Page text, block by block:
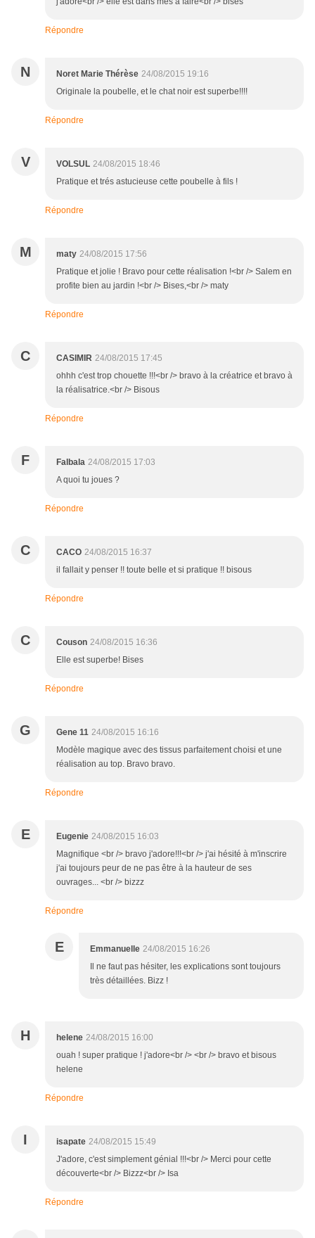
Répondre
N Noret Marie Thérèse 24/08/2015 19:16
Originale la poubelle, et le chat noir est superbe!!!!
Répondre
V VOLSUL 24/08/2015 18:46
Pratique et trés astucieuse cette poubelle à fils !
Répondre
M maty 24/08/2015 17:56
Pratique et jolie ! Bravo pour cette réalisation !<br /> Salem en
profite bien au jardin !<br /> Bises,<br /> maty
Répondre
C CASIMIR 24/08/2015 17:45
ohhh c'est trop chouette !!!<br /> bravo à la créatrice et bravo à
la réalisatrice.<br /> Bisous
Répondre
F Falbala 24/08/2015 17:03
A quoi tu joues ?
Répondre
C CACO 24/08/2015 16:37
il fallait y penser !! toute belle et si pratique !! bisous
Répondre
C Couson 24/08/2015 16:36
Elle est superbe! Bises
Répondre
G Gene 11 24/08/2015 16:16
Modèle magique avec des tissus parfaitement choisi et une
réalisation au top. Bravo bravo.
Répondre
E Eugenie 24/08/2015 16:03
Magnifique <br /> bravo j'adore!!!<br /> j'ai hésité à m'inscrire
j'ai toujours peur de ne pas être à la hauteur de ses
ouvrages... <br /> bizzz
Répondre
E Emmanuelle 24/08/2015 16:26
Il ne faut pas hésiter, les explications sont toujours
très détaillées. Bizz !
H helene 24/08/2015 16:00
ouah ! super pratique ! j'adore<br /> <br /> bravo et bisous
helene
Répondre
I isapate 24/08/2015 15:49
J'adore, c'est simplement génial !!!<br /> Merci pour cette
découverte<br /> Bizzz<br /> Isa
Répondre